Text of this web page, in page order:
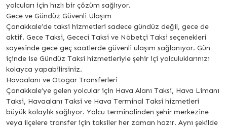
yolcuları için hızlı bir çözüm sağlıyor.
Gece ve Gündüz Güvenli Ulaşım
Çanakkale’de taksi hizmetleri sadece gündüz değil, gece de
aktif. Gece Taksi, Gececi Taksi ve Nöbetçi Taksi seçenekleri
sayesinde gece geç saatlerde güvenli ulaşım sağlanıyor. Gün
içinde ise Gündüz Taksi hizmetleriyle şehir içi yolculuklarınızı
kolayca yapabilirsiniz.
Havaalanı ve Otogar Transferleri
Çanakkale’ye gelen yolcular için Hava Alanı Taksi, Hava Limanı
Taksi, Havaalanı Taksi ve Hava Terminal Taksi hizmetleri
büyük kolaylık sağlıyor. Yolcu terminalinden şehir merkezine
veya ilçelere transfer için taksiler her zaman hazır. Aynı şekilde